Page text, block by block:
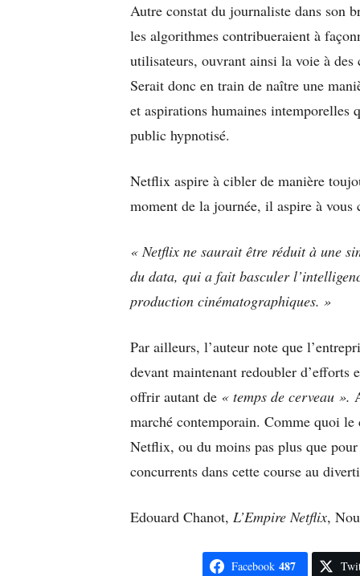
Autre constat du journaliste dans son
les algorithmes contribueraient à
utilisateurs, ouvrant ainsi la voie à
Serait donc en train de naître une
et aspirations humaines intemporelles
public hypnotisé.
Netflix aspire à cibler de manière
moment de la journée, il aspire à vous
« Netflix ne saurait être réduit à une
du data, qui a fait basculer
production cinématographiques. »
Par ailleurs, l’auteur note que
devant maintenant redoubler d’efforts
offrir autant de « temps de cerveau ».
marché contemporain. Comme quoi le
Netflix, ou du moins pas plus que
concurrents dans cette course au
Edouard Chanot, L’Empire Netflix,
Facebook 487